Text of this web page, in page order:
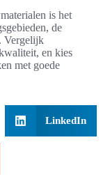
is het
de
Vergelijk
en kies
met goede
LinkedIn